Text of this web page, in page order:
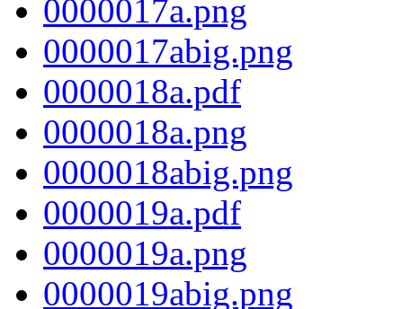
0000017a.png
0000017abig.png
0000018a.pdf
0000018a.png
0000018abig.png
0000019a.pdf
0000019a.png
0000019abig.png